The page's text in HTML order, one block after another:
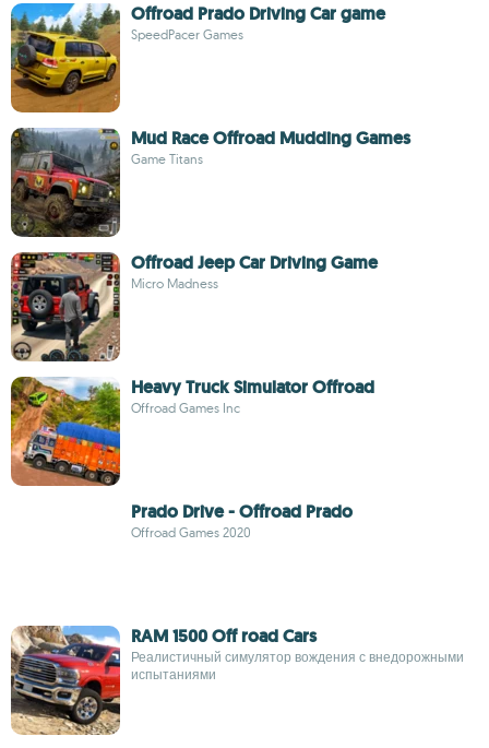
Offroad Prado Driving Car game
SpeedPacer Games
Mud Race Offroad Mudding Games
Game Titans
Offroad Jeep Car Driving Game
Micro Madness
Heavy Truck Simulator Offroad
Offroad Games Inc
Prado Drive - Offroad Prado
Offroad Games 2020
RAM 1500 Off road Cars
Реалистичный симулятор вождения с внедорожными
испытаниями